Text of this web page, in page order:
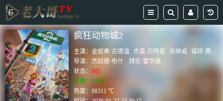
疯狂动物城2
主演：金妮弗·古德温 杰森·贝特曼 关继威 福琼·费姆斯特
导演：杰拉德·布什
拜伦·霍华德
状态：HD
豆瓣：0.0分
热度：88311 ℃